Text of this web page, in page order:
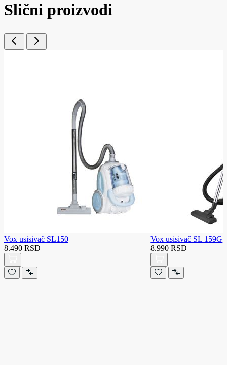
Slični proizvodi
Vox usisivač SL150
8.490 RSD
Vox usisivač SL 159G
8.990 RSD